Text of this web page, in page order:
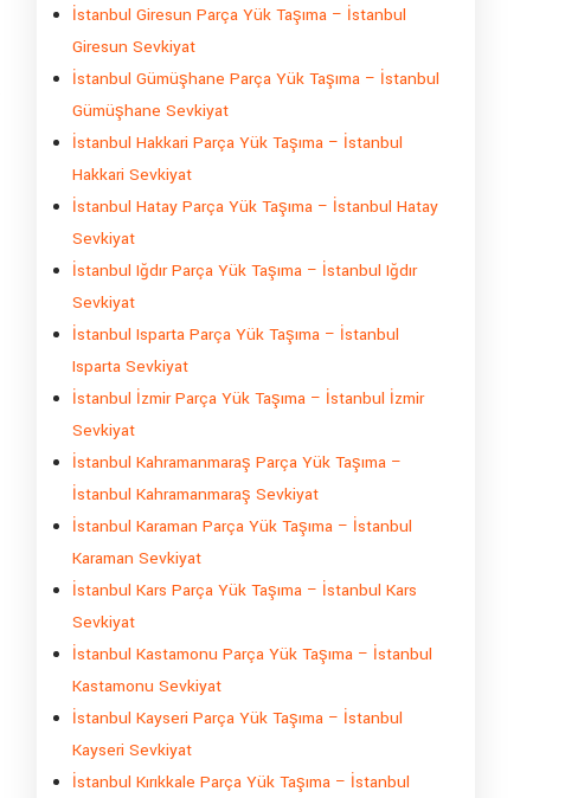
İstanbul Giresun Parça Yük Taşıma – İstanbul
Giresun Sevkiyat
İstanbul Gümüşhane Parça Yük Taşıma – İstanbul
Gümüşhane Sevkiyat
İstanbul Hakkari Parça Yük Taşıma – İstanbul
Hakkari Sevkiyat
İstanbul Hatay Parça Yük Taşıma – İstanbul Hatay
Sevkiyat
İstanbul Iğdır Parça Yük Taşıma – İstanbul Iğdır
Sevkiyat
İstanbul Isparta Parça Yük Taşıma – İstanbul
Isparta Sevkiyat
İstanbul İzmir Parça Yük Taşıma – İstanbul İzmir
Sevkiyat
İstanbul Kahramanmaraş Parça Yük Taşıma –
İstanbul Kahramanmaraş Sevkiyat
İstanbul Karaman Parça Yük Taşıma – İstanbul
Karaman Sevkiyat
İstanbul Kars Parça Yük Taşıma – İstanbul Kars
Sevkiyat
İstanbul Kastamonu Parça Yük Taşıma – İstanbul
Kastamonu Sevkiyat
İstanbul Kayseri Parça Yük Taşıma – İstanbul
Kayseri Sevkiyat
İstanbul Kırıkkale Parça Yük Taşıma – İstanbul